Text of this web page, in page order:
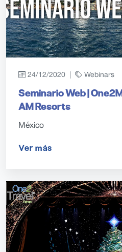
24/12/2020 | Webinars
Seminario Web |
AM Resorts
México
Ver más